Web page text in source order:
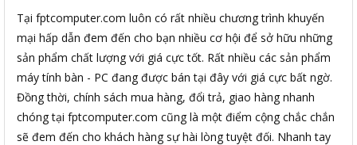
Tại fptcomputer.com luôn có rất nhiều chương trình khuyến
mại hấp dẫn đem đến cho bạn nhiều cơ hội để sở hữu những
sản phẩm chất lượng với giá cực tốt. Rất nhiều các sản phẩm
máy tính bàn - PC đang được bán tại đây với giá cực bất ngờ.
Đồng thời, chính sách mua hàng, đổi trả, giao hàng nhanh
chóng tại fptcomputer.com cũng là một điểm cộng chắc chắn
sẽ đem đến cho khách hàng sự hài lòng tuyệt đối. Nhanh tay